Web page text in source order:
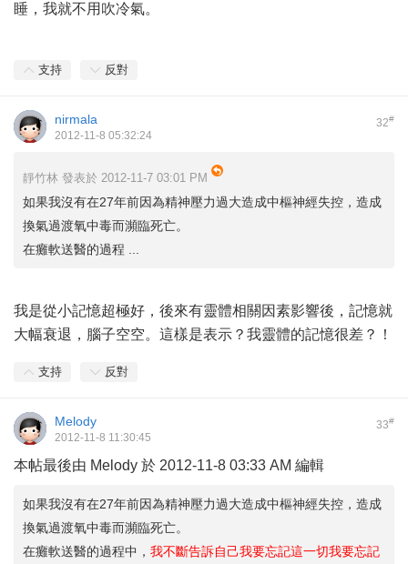
睡，我就不用吹冷氣。
支持 反對
32#
nirmala
2012-11-8 05:32:24
靜竹林 發表於 2012-11-7 03:01 PM
如果我沒有在27年前因為精神壓力過大造成中樞神經失控，造成
換氣過渡氧中毒而瀕臨死亡。
在癱軟送醫的過程 ...
我是從小記憶超極好，後來有靈體相關因素影響後，記憶就
大幅衰退，腦子空空。這樣是表示？我靈體的記憶很差？！
支持 反對
33#
Melody
2012-11-8 11:30:45
本帖最後由 Melody 於 2012-11-8 03:33 AM 編輯
如果我沒有在27年前因為精神壓力過大造成中樞神經失控，造成
換氣過渡氧中毒而瀕臨死亡。
在癱軟送醫的過程中， 我不斷告訴自己我要忘記這一切我要忘記